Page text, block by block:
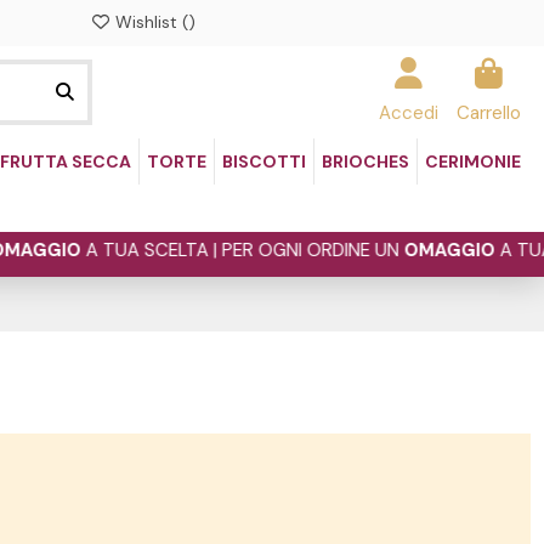
Wishlist ()
Accedi Carrello
FRUTTA SECCA TORTE BISCOTTI BRIOCHES CERIMONIE
A TUA SCELTA | PER OGNI ORDINE UNOMAGGIOA TUA